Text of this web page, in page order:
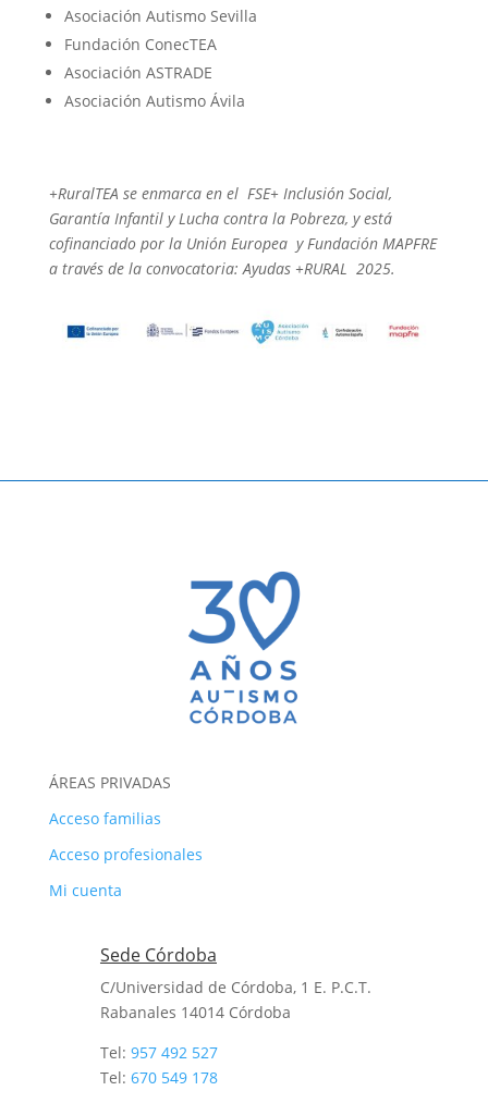
Asociación Autismo Sevilla
Fundación ConecTEA
Asociación ASTRADE
Asociación Autismo Ávila
+RuralTEA se enmarca en el FSE+ Inclusión Social,
Garantía Infantil y Lucha contra la Pobreza, y está
cofinanciado por la Unión Europea y Fundación MAPFRE
a través de la convocatoria: Ayudas +RURAL 2025.
ÁREAS PRIVADAS
Acceso familias
Acceso profesionales
Mi cuenta
Sede Córdoba
C/Universidad de Córdoba, 1 E. P.C.T.
Rabanales 14014 Córdoba
Tel: 957 492 527
Tel: 670 549 178